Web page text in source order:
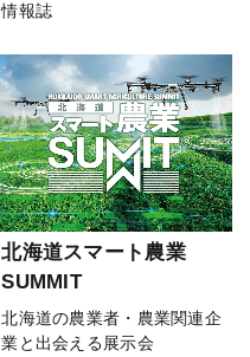
情報誌
北海道スマート農業
SUMMIT
北海道の農業者・農業関連企
業と出会える展示会